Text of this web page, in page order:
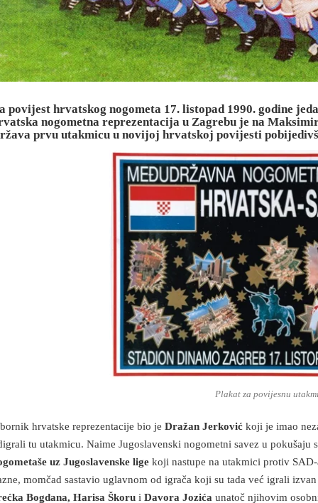
povijest hrvatskog nogometa 17. listopad 1990. godine
nogometna reprezentacija u Zagrebu je na
prvu utakmicu u novijoj hrvatskoj povijesti
Plakat za povijesnu
hrvatske reprezentacije bio je Dražan Jerković koji je imao
tu utakmicu. Naime Jugoslavenski nogometni savez u pokušaju
uz Jugoslavenske lige koji nastupe na utakmici protiv
momčad sastavio uglavnom od igrača koji su tada već igrali
Bogdana, Harisa Škoru i Davora Jozića unatoč njihovim